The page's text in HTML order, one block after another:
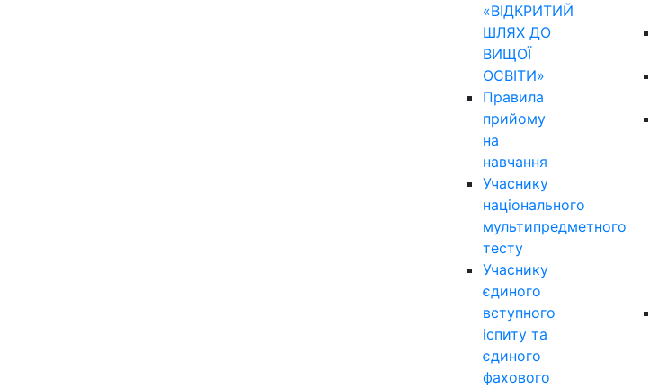
«ВІДКРИТИЙ
ШЛЯХ ДО
ВИЩОЇ
ОСВІТИ»
Правила
прийому
на
навчання
Учаснику
національного
мультипредметного
тесту
Учаснику
єдиного
вступного
іспиту та
єдиного
фахового